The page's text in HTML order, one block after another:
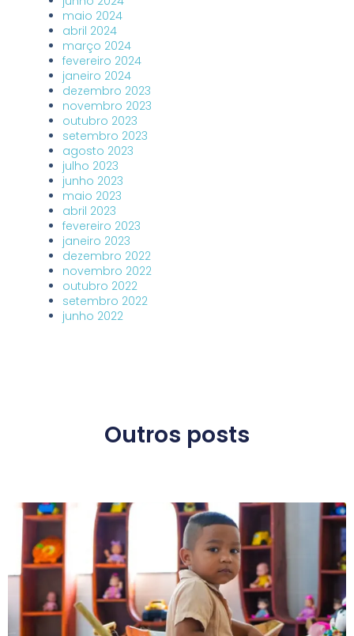
maio 2024
abril 2024
março 2024
fevereiro 2024
janeiro 2024
dezembro 2023
novembro 2023
outubro 2023
setembro 2023
agosto 2023
julho 2023
junho 2023
maio 2023
abril 2023
fevereiro 2023
janeiro 2023
dezembro 2022
novembro 2022
outubro 2022
setembro 2022
junho 2022
Outros posts